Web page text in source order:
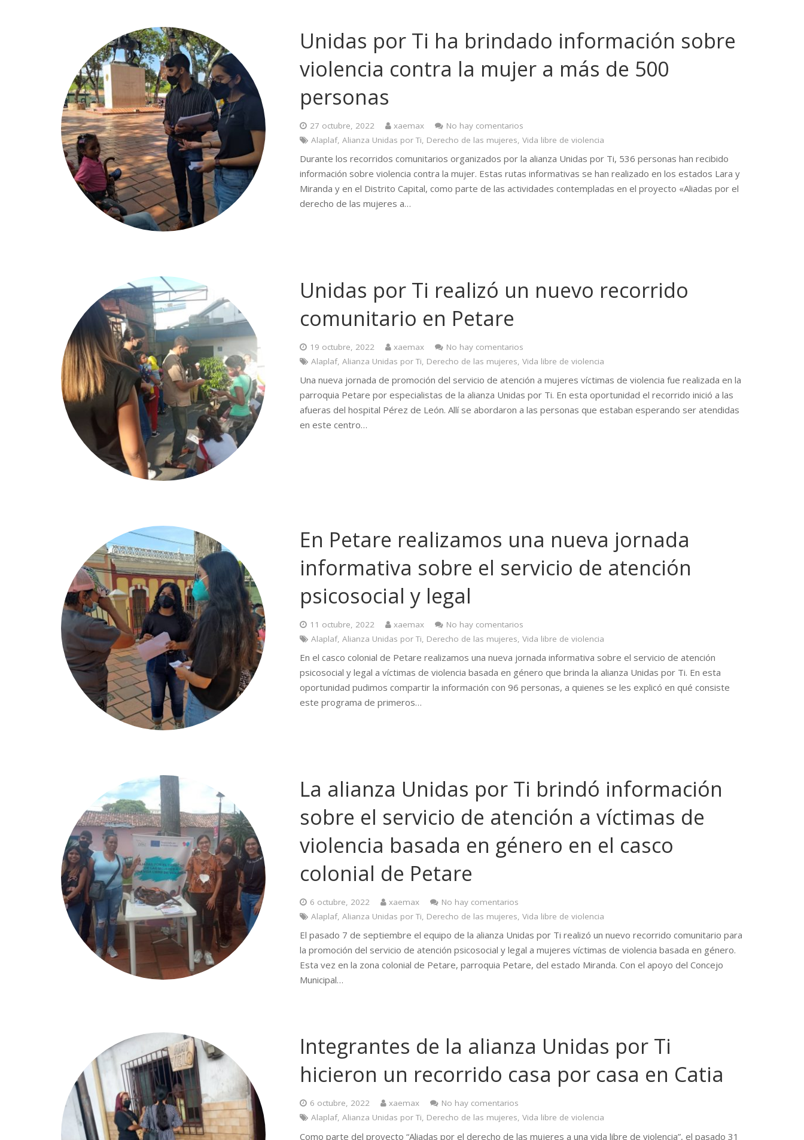
Unidas por Ti ha brindado información sobre
violencia contra la mujer a más de 500
personas
27 octubre, 2022 xaemax
No hay comentarios
Alaplaf, Alianza Unidas por Ti Derecho de las mujeres Vida libre de violencia
Durante los recorridos comunitarios organizados por la alianza Unidas por Ti, 536 personas han recibido
información sobre violencia contra la mujer. Estas rutas informativas se han realizado en los estados Lara y
Miranda y en el Distrito Capital, como parte de las actividades contempladas en el proyecto «Aliadas por el
derecho de las mujeres a…
Unidas por Ti realizó un nuevo recorrido
comunitario en Petare
19 octubre, 2022 xaemax
No hay comentarios
Alaplaf, Alianza Unidas por Ti Derecho de las mujeres Vida libre de violencia
Una nueva jornada de promoción del servicio de atención a mujeres víctimas de violencia fue realizada en la
parroquia Petare por especialistas de la alianza Unidas por Ti. En esta oportunidad el recorrido inició a las
afueras del hospital Pérez de León. Allí se abordaron a las personas que estaban esperando ser atendidas
en este centro…
En Petare realizamos una nueva jornada
informativa sobre el servicio de atención
psicosocial y legal
11 octubre, 2022 xaemax
No hay comentarios
Alaplaf, Alianza Unidas por Ti Derecho de las mujeres Vida libre de violencia
En el casco colonial de Petare realizamos una nueva jornada informativa sobre el servicio de atención
psicosocial y legal a víctimas de violencia basada en género que brinda la alianza Unidas por Ti. En esta
oportunidad pudimos compartir la información con 96 personas, a quienes se les explicó en qué consiste
este programa de primeros…
La alianza Unidas por Ti brindó información
sobre el servicio de atención a víctimas de
violencia basada en género en el casco
colonial de Petare
6 octubre, 2022 xaemax
No hay comentarios
Alaplaf, Alianza Unidas por Ti Derecho de las mujeres Vida libre de violencia
El pasado 7 de septiembre el equipo de la alianza Unidas por Ti realizó un nuevo recorrido comunitario para
la promoción del servicio de atención psicosocial y legal a mujeres víctimas de violencia basada en género.
Esta vez en la zona colonial de Petare, parroquia Petare, del estado Miranda. Con el apoyo del Concejo
Municipal…
Integrantes de la alianza Unidas por Ti
hicieron un recorrido casa por casa en Catia
6 octubre, 2022 xaemax
No hay comentarios
Alaplaf, Alianza Unidas por Ti, Derecho de las mujeres, Vida libre de violencia
Como parte del proyecto “Aliadas por el derecho de las mujeres a una vida libre de violencia”, el pasado 31